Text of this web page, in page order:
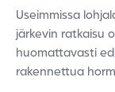
Useimmissa
järkevin ratkaisu
huomattavasti
rakennettua